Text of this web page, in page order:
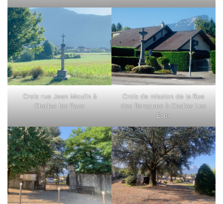
Croix rue Jean Moulin à
Challes les Eaux
Croix de mission de la Rue
des Baraques à Challes Les
Eaux